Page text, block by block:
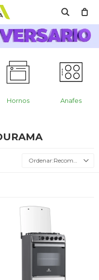
Hornos Anafes
Recomendados
MI CUENTA
Promo Aniversario